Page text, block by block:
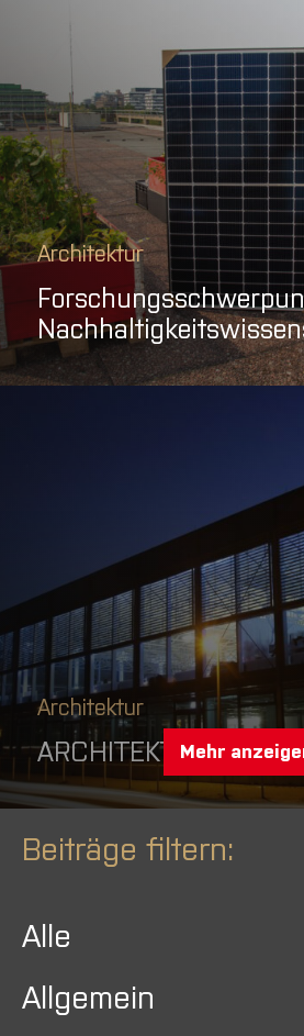
Architektur
Architektur
ARCHITEKTUR
Mehr
Beiträge filtern:
Alle
Allgemein